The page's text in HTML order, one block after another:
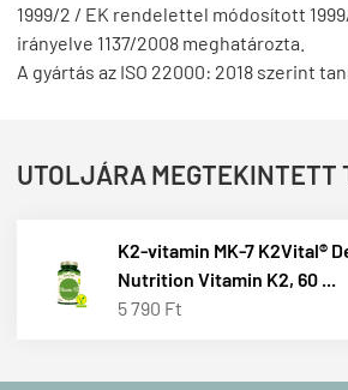
1999/2 / EK rendelettel módosított
irányelve 1137/2008 meghatározta.
A gyártás az ISO 22000: 2018 szerint
UTOLJÁRA MEGTEKINTETT
K2-vitamin MK-7 K2Vital®
Nutrition Vitamin K2, 60 ...
5 790 Ft